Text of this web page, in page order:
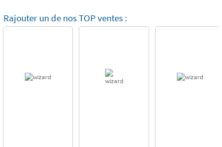
Rajouter un de nos TOP ventes :